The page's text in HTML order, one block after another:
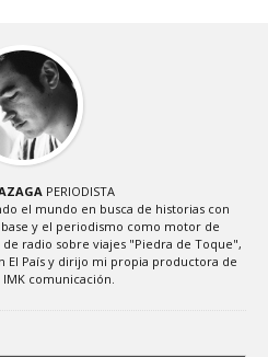
PERIODISTA
el mundo en busca de historias con
base y el periodismo como motor de
radio sobre viajes "Piedra de Toque",
El País y dirijo mi propia productora de
comunicación.